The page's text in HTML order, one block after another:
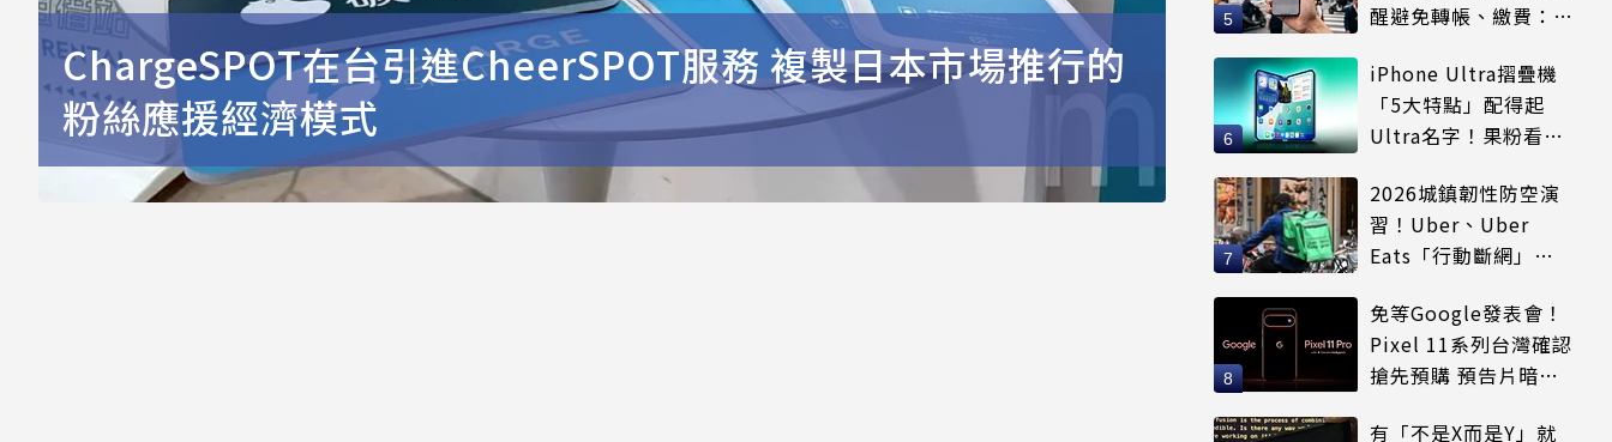
ChargeSPOT在台引進CheerSPOT服務 複製日本市場推行的
粉絲應援經濟模式
醒避免轉帳、繳費：務
iPhone Ultra摺疊機
「5大特點」配得起
Ultra名字！果粉看完
2026城鎮韌性防空演
習！Uber、Uber
Eats「行動斷網」注
免等Google發表會！
Pixel 11系列台灣確認
搶先預購 預告片暗示
有「不是X而是Y」就